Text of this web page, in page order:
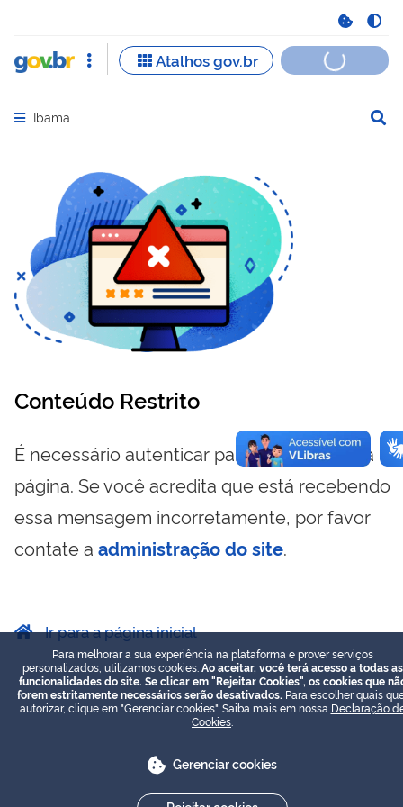
Abrir menu principal de navegação
Ibama
Conteúdo Restrito
É necessário autenticar para visualizar essa
página. Se você acredita que está recebendo
essa mensagem incorretamente, por favor
contate a administração do site.
Ir para a página inicial
Para melhorar a sua experiência na plataforma e prover serviços
personalizados, utilizamos cookies. Ao aceitar, você terá acesso a todas as
funcionalidades do site. Se clicar em "Rejeitar Cookies", os cookies que
forem estritamente necessários serão desativados. Para escolher quais
autorizar, clique em "Gerenciar cookies". Saiba mais em nossa Declaração
Cookies
Gerenciar cookies